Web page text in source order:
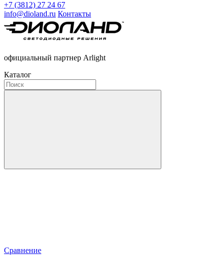
+7 (3812) 27 24 67
info@dioland.ru Контакты
официальный партнер Arlight
Каталог
Сравнение